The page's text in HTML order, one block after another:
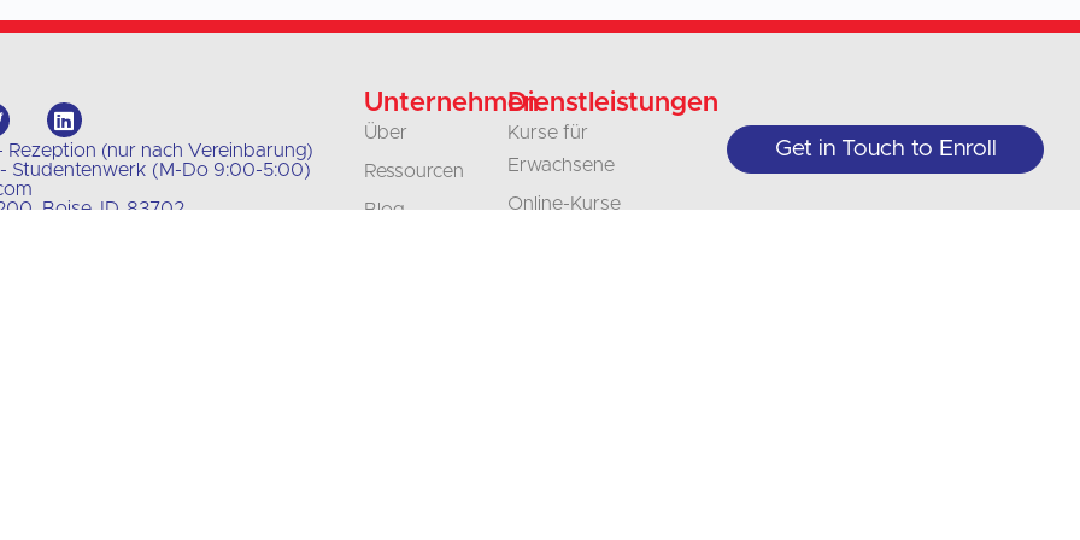
Rezeption (nur nach Vereinbarung)
Studentenwerk (M-Do 9:00-5:00)
Boise, ID, 83702
Unternehmen
Über
Ressourcen
Blog
Dienstleistungen
Kurse für
Erwachsene
Online-Kurse
Get in Touch to Enroll